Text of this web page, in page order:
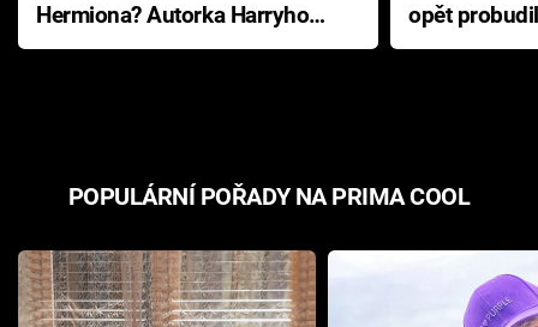
Hermiona? Autorka Harryho
Pottera přišla s ráznou
opět
přichází s
POPULÁRNÍ POŘADY NA PRIMA COOL